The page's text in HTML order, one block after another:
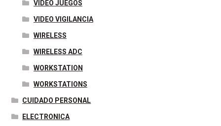
VIDEO JUEGOS
VIDEO VIGILANCIA
WIRELESS
WIRELESS ADC
WORKSTATION
WORKSTATIONS
CUIDADO PERSONAL
ELECTRONICA